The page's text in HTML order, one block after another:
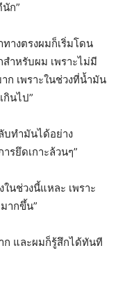
ก”
างตรงผมก็เริ่มโดน
ำหรับผม เพราะไม่มี
ก เพราะในช่วงที่น้ำมัน
กินไป”
บทำมันได้อย่าง
รยึดเกาะล้วนๆ”
นช่วงนี้แหละ เพราะ
ากขึ้น”
ก และผมก็รู้สึกได้ทันที